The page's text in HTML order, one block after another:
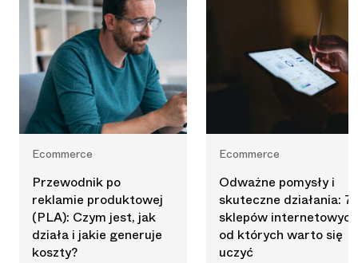
Ecommerce
Przewodnik po
reklamie produktowej
(PLA): Czym jest, jak
działa i jakie generuje
koszty?
Ecommerce
Odważne pomysły i
skuteczne działania: 7
sklepów
od których warto się
uczyć